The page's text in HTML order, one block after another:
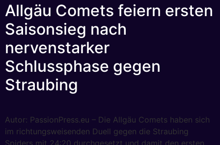
Allgäu Comets feiern ersten
Saisonsieg nach
nervenstarker
Schlussphase gegen
Straubing
Autor: PassionPress.eu – Die Allgäu Comets haben sich
im richtungsweisenden Duell gegen die Straubing
Spiders mit 24:20 durchgesetzt und damit den ersten